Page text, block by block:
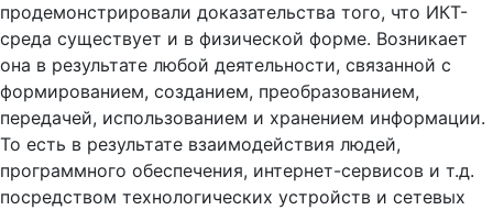
продемонстрировали доказательства того, что ИКТ-
среда существует и в физической форме. Возникает
она в результате любой деятельности, связанной с
формированием, созданием, преобразованием,
передачей, использованием и хранением информации.
То есть в результате взаимодействия людей,
программного обеспечения, интернет-сервисов и т.д.
посредством технологических устройств и сетевых